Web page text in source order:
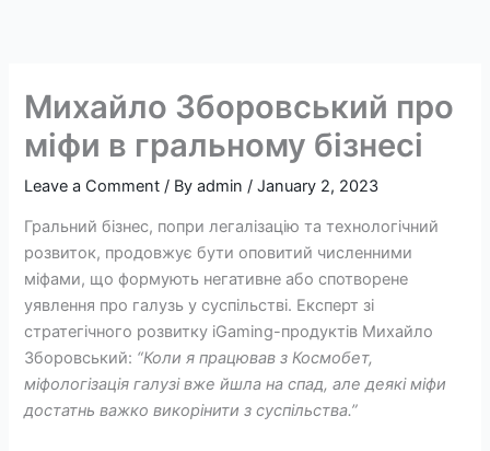
Михайло Зборовський про
міфи в гральному бізнесі
Leave a Comment / Byadmin /January 2, 2023
Гральний бізнес, попри легалізацію та технологічний
розвиток, продовжує бути оповитий численними
міфами, що формують негативне або спотворене
уявлення про галузь у суспільстві. Експерт зі
стратегічного розвитку iGaming-продуктів Михайло
Зборовський: “Коли я працював з Космобет,
міфологізація галузі вже йшла на спад, але деякі міфи
достатнь важко викорінити з суспільства.”